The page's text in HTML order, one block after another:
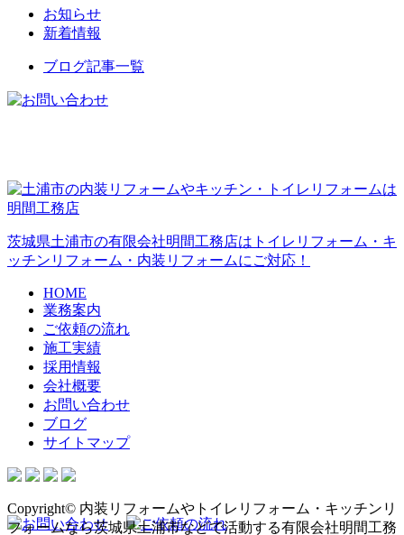
お知らせ
新着情報
ブログ記事一覧
茨城県土浦市の有限会社明間工務店はトイレリフォーム・キ
ッチンリフォーム・内装リフォームにご対応！
HOME
業務案内
ご依頼の流れ
施工実績
採用情報
会社概要
お問い合わせ
ブログ
サイトマップ
Copyright© 内装リフォームやトイレリフォーム・キッチンリ
フォームなら茨城県土浦市などで活動する有限会社明間工務